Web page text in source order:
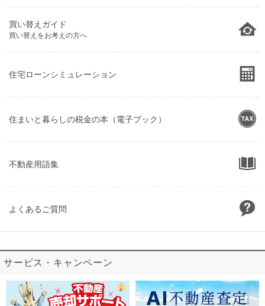
買い替えガイド
買い替えをお考えの方へ
住宅ローンシミュレーション
住まいと暮らしの税金の本（電子ブック）
不動産用語集
よくあるご質問
サービス・キャンペーン